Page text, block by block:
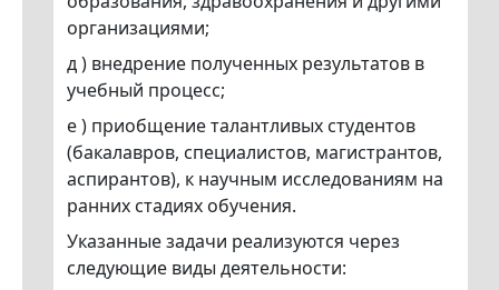
организациями;
д ) внедрение полученных результатов в
учебный процесс;
е ) приобщение талантливых студентов
(бакалавров, специалистов, магистрантов,
аспирантов), к научным исследованиям на
ранних стадиях обучения.
Указанные задачи реализуются через
следующие виды деятельности: